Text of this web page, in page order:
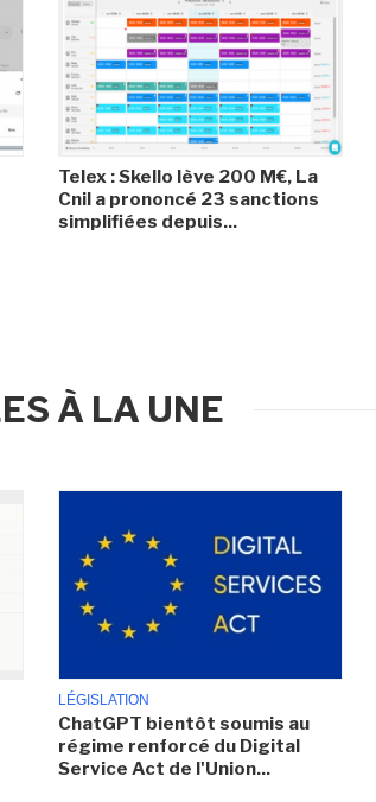
Telex : Skello lève 200 M€, La
Cnil a prononcé 23 sanctions
simplifiées depuis...
À LA UNE
LÉGISLATION
ChatGPT bientôt soumis au
régime renforcé du Digital
Service Act de l'Union...